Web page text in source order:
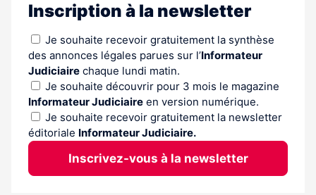
Inscription à la newsletter
Je souhaite recevoir gratuitement la synthèse
des annonces légales parues sur l’Informateur
Judiciaire chaque lundi matin.
Je souhaite découvrir pour 3 mois le magazine
Informateur Judiciaire en version numérique.
Je souhaite recevoir gratuitement la newsletter
éditoriale Informateur Judiciaire.
Inscrivez-vous à la newsletter